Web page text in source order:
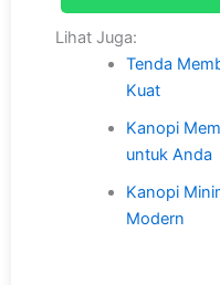
Lihat Juga:
Tenda
Kuat
Kanopi
untuk Anda
Kanopi
Modern